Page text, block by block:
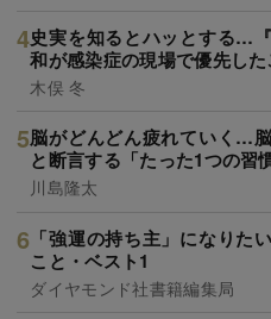
史実を知るとハッとする…
和が感染症の現場で優先した
木俣 冬
脳がどんどん疲れていく…
と断言する「たった1つの習
川島隆太
「強運の持ち主」になりた
こと・ベスト1
ダイヤモンド社書籍編集局